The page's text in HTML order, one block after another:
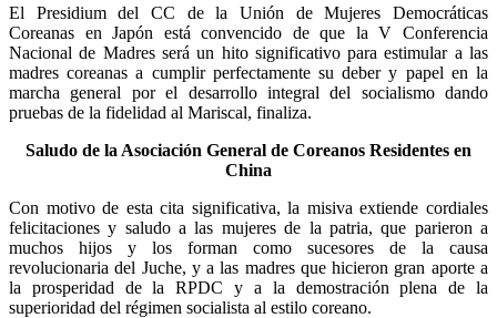
El Presidium del CC de la Unión de Mujeres Democráticas
Coreanas en Japón está convencido de que la V Conferencia
Nacional de Madres será un hito significativo para estimular a las
madres coreanas a cumplir perfectamente su deber y papel en la
marcha general por el desarrollo integral del socialismo dando
pruebas de la fidelidad al Mariscal, finaliza.
Saludo de la Asociación General de Coreanos Residentes en
China
Con motivo de esta cita significativa, la misiva extiende cordiales
felicitaciones y saludo a las mujeres de la patria, que parieron a
muchos hijos y los forman como sucesores de la causa
revolucionaria del Juche, y a las madres que hicieron gran aporte a
la prosperidad de la RPDC y a la demostración plena de la
superioridad del régimen socialista al estilo coreano.